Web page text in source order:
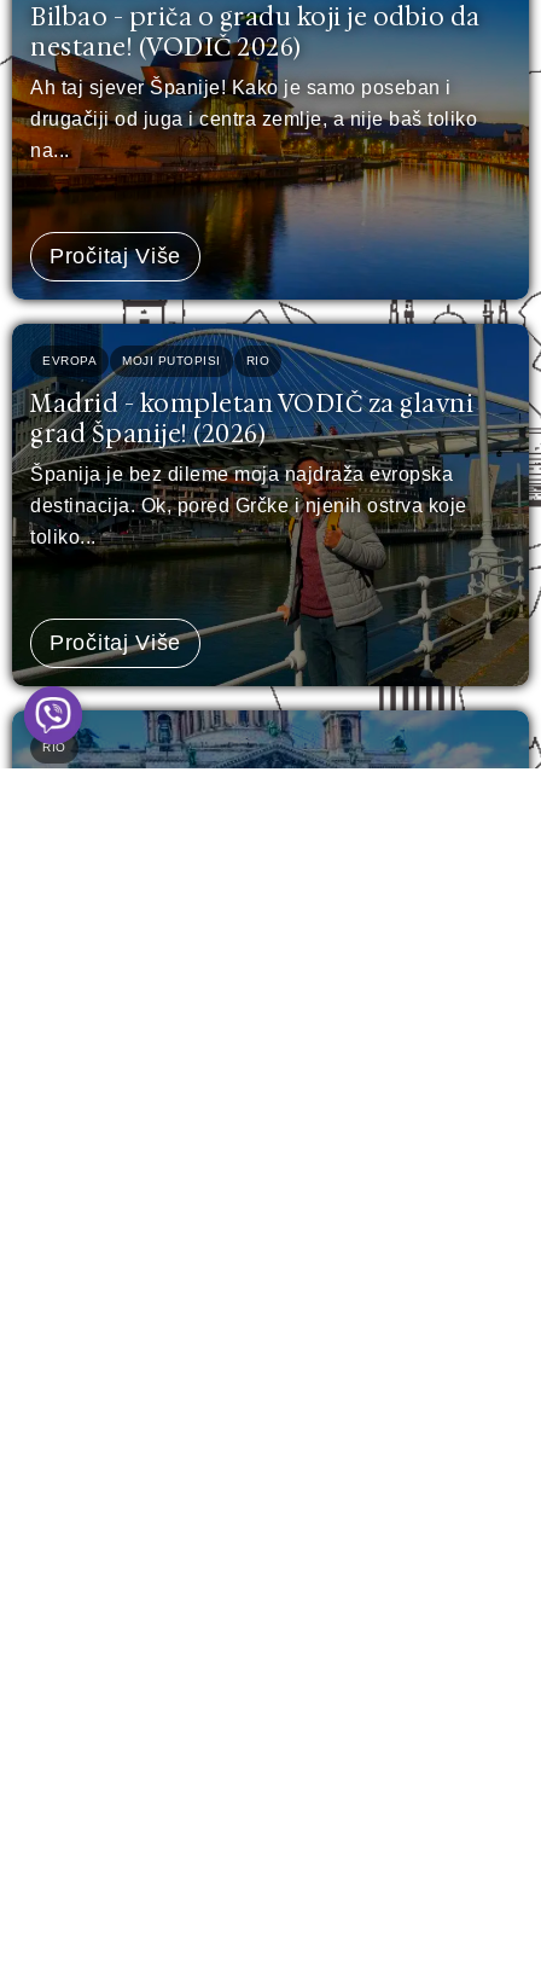
Bilbao - priča o gradu koji je odbio da
nestane! (VODIČ 2026)
Ah taj sjever Španije! Kako je samo poseban i
drugačiji od juga i centra zemlje, a nije baš toliko
na...
Pročitaj Više
EVROPA MOJI PUTOPISI RIO
Madrid - kompletan VODIČ za glavni
grad Španije! (2026)
Španija je bez dileme moja najdraža evropska
destinacija. Ok, pored Grčke i njenih ostrva koje
toliko...
Pročitaj Više
RIO